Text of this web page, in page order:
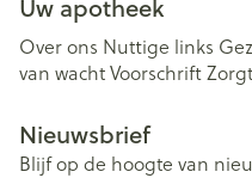
Uw apotheek
Over ons Nuttige links
van wachtVoorschrift
Nieuwsbrief
Blijf op de hoogte van